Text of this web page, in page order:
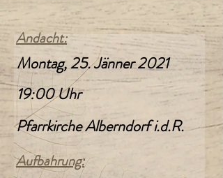
Andacht:
Montag, 25. Jänner 2021
19:00 Uhr
Pfarrkirche Alberndorf i.d.R.
Aufbahrung: